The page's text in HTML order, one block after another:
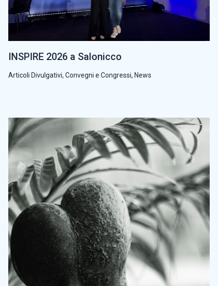
INSPIRE 2026 a Salonicco
Articoli Divulgativi, Convegni e Congressi, News